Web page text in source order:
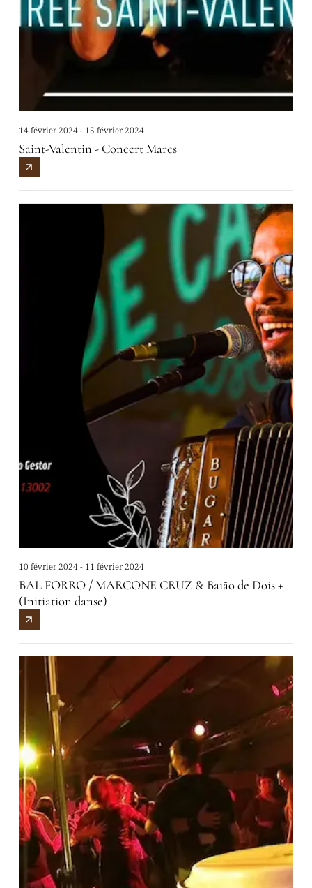
14 février 2024 - 15 février 2024
Saint-Valentin - Concert Mares
10 février 2024 - 11 février 2024
BAL FORRO / MARCONE CRUZ & Baião de Dois +
(Initiation danse)